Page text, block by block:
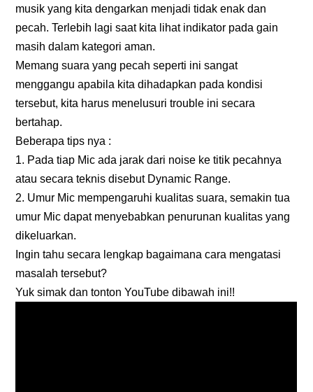
musik yang kita dengarkan menjadi tidak enak dan
pecah. Terlebih lagi saat kita lihat indikator pada gain
masih dalam kategori aman.
Memang suara yang pecah seperti ini sangat
menggangu apabila kita dihadapkan pada kondisi
tersebut, kita harus menelusuri trouble ini secara
bertahap.
Beberapa tips nya :
1. Pada tiap Mic ada jarak dari noise ke titik pecahnya
atau secara teknis disebut Dynamic Range.
2. Umur Mic mempengaruhi kualitas suara, semakin tua
umur Mic dapat menyebabkan penurunan kualitas yang
dikeluarkan.
Ingin tahu secara lengkap bagaimana cara mengatasi
masalah tersebut?
Yuk simak dan tonton YouTube dibawah ini!!